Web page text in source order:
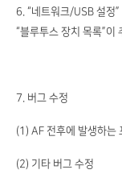
6. “네트워크/USB 설정
“블루투스 장치 목록”이
7. 버그 수정
(1) AF 전후에 발생하는
(2) 기타 버그 수정